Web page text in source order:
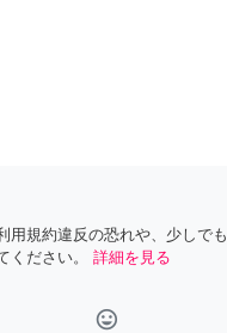
用規約違反の恐れや、少しでも
ださい。
詳細を見る
tag_faces